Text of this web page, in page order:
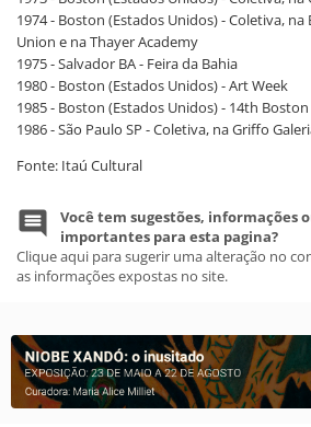
1974 - Boston (Estados Unidos) - Coletiva,
Union e na Thayer Academy
1975 - Salvador BA - Feira da Bahia
1980 - Boston (Estados Unidos) - Art Week
1985 - Boston (Estados Unidos) - 14th
1986 - São Paulo SP - Coletiva, na Griffo
Fonte: Itaú Cultural
Você tem sugestões, informações
importantes para esta pagina?
Clique aqui para sugerir uma alteração no
as informações expostas no site.